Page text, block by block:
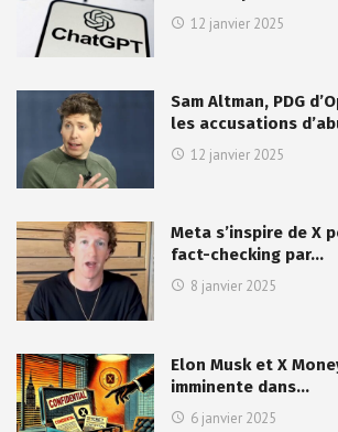
12 janvier 2025
Sam Altman, PDG
les accusations
12 janvier 2025
Meta s’inspire de X
fact-checking par…
8 janvier 2025
Elon Musk et X
imminente dans…
6 janvier 2025